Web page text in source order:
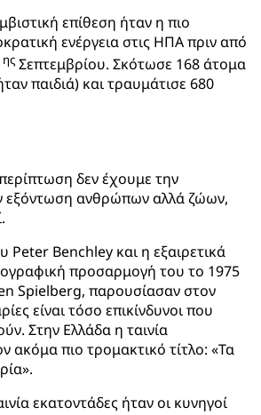
επίθεση ήταν η πιο
ενέργεια στις ΗΠΑ πριν από
ης Σεπτεμβρίου. Σκότωσε 168 άτομα
παιδιά) και τραυμάτισε 680
δεν έχουμε την
εξόντωση ανθρώπων αλλά ζώων,
Peter Benchley και η εξαιρετικά
προσαρμογή του το 1975
Spielberg, παρουσίασαν στον
είναι τόσο επικίνδυνοι που
Στην Ελλάδα η ταινία
ακόμα πιο τρομακτικό τίτλο: «Τα
εκατοντάδες ήταν οι κυνηγοί